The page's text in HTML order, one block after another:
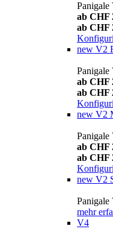
Panigale
ab CHF
ab CHF
new V2
ab CHF
ab CHF
new V2
ab CHF
ab CHF
new V2
Panigale
mehr
V4